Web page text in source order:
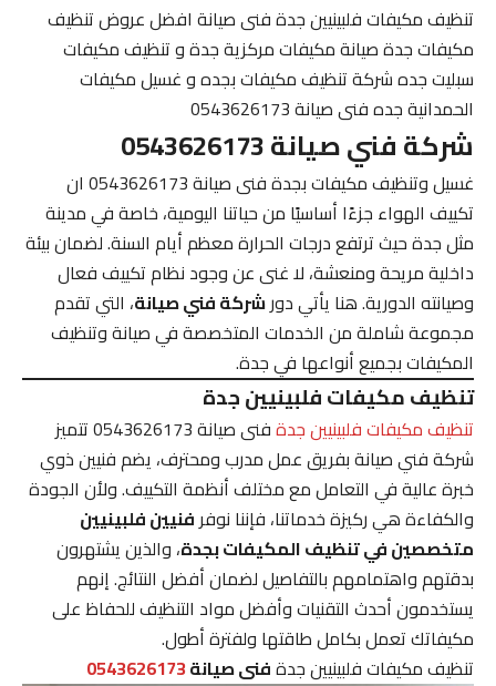
تنظيف مكيفات فلبينيين جدة فنى صيانة افضل عروض تنظيف
مكيفات جدة صيانة مكيفات مركزية جدة و تنظيف مكيفات
سبليت جده شركة تنظيف مكيفات بجده و غسيل مكيفات
الحمدانية جده فنى صيانة 0543626173
شركة فني صيانة 0543626173
غسيل وتنظيف مكيفات بجدة فنى صيانة 0543626173 ان
تكييف الهواء جزءًا أساسيًا من حياتنا اليومية، خاصة في مدينة
مثل جدة حيث ترتفع درجات الحرارة معظم أيام السنة. لضمان بيئة
داخلية مريحة ومنعشة، لا غنى عن وجود نظام تكييف فعال
وصيانته الدورية. هنا يأتي دورشركة فني صيانة، التي تقدم
مجموعة شاملة من الخدمات المتخصصة في صيانة وتنظيف
المكيفات بجميع أنواعها في جدة.
تنظيف مكيفات فلبينيين جدة
تنظيف مكيفات فلبينيين جدة
فنى صيانة 0543626173 تتميز
شركة فني صيانة بفريق عمل مدرب ومحترف، يضم فنيين ذوي
خبرة عالية في التعامل مع مختلف أنظمة التكييف. ولأن الجودة
والكفاءة هي ركيزة خدماتنا، فإننا نوفر فنيين فلبينيين
متخصصين في تنظيف المكيفات بجدة، والذين يشتهرون
بدقتهم واهتمامهم بالتفاصيل لضمان أفضل النتائج. إنهم
يستخدمون أحدث التقنيات وأفضل مواد التنظيف للحفاظ على
مكيفاتك تعمل بكامل طاقتها ولفترة أطول.
تنظيف مكيفات فلبينيين جدةفنى صيانة0543626173